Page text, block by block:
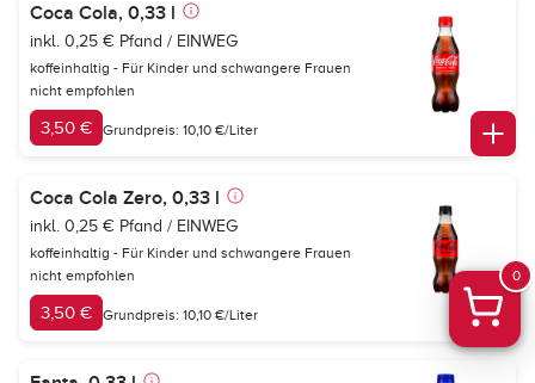
Coca Cola, 0,33 l
inkl. 0,25 € Pfand / EINWEG
koffeinhaltig - Für Kinder und schwangere Frauen
nicht empfohlen
3,50 € Grundpreis: 10,10 €/Liter
Coca Cola Zero, 0,33 l
inkl. 0,25 € Pfand / EINWEG
koffeinhaltig - Für Kinder und schwangere Frauen
nicht empfohlen
3,50 € Grundpreis: 10,10 €/Liter
0